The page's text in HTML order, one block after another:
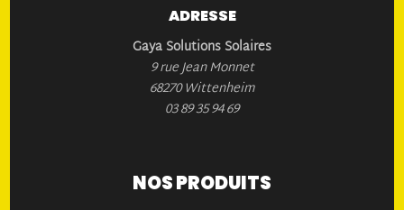
ADRESSE
Gaya Solutions Solaires
9 rue Jean Monnet
68270 Wittenheim
03 89 35 94 69
NOS PRODUITS